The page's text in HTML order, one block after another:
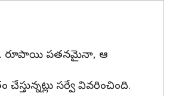
రూపాయి పతనమైనా, ఆ
సర్వే వివరించింది.